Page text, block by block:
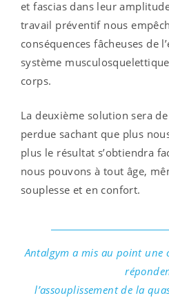
et fascias dans leur
travail préventif nous
conséquences fâcheuses de
système
corps.
La deuxième solution sera
perdue sachant que plus
plus le résultat s’obtiendra
nous pouvons à tout âge,
souplesse et en confort.
Antalgym a mis au point une
l’assouplissement de la